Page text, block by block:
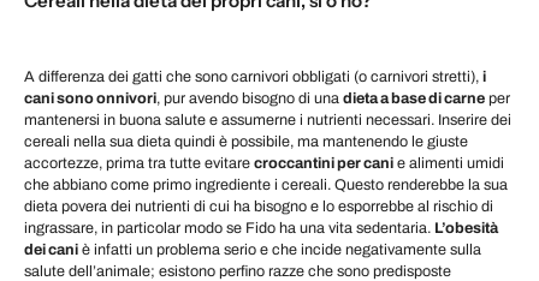
A differenza dei gatti che sono carnivori obbligati (o carnivori stretti), i
cani sono onnivori, pur avendo bisogno di una dieta a base di carne per
mantenersi in buona salute e assumerne i nutrienti necessari. Inserire dei
cereali nella sua dieta quindi è possibile, ma mantenendo le giuste
accortezze, prima tra tutte evitare croccantini per cani e alimenti umidi
che abbiano come primo ingrediente i cereali. Questo renderebbe la sua
dieta povera dei nutrienti di cui ha bisogno e lo esporrebbe al rischio di
ingrassare, in particolar modo se Fido ha una vita sedentaria. L’obesità
dei cani è infatti un problema serio e che incide negativamente sulla
salute dell’animale; esistono perfino razze che sono predisposte